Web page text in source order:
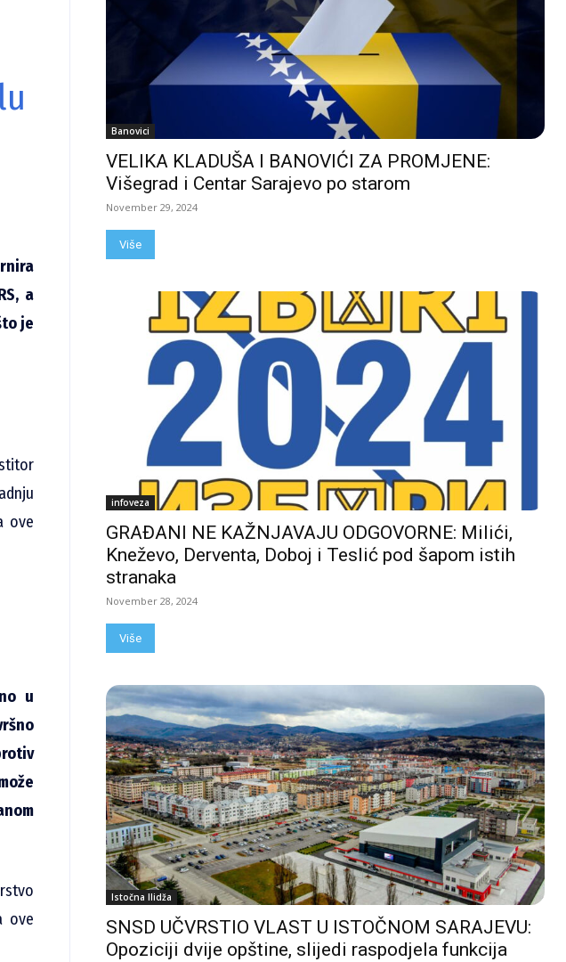
a
je
ove
u
ove
Banovici
VELIKA KLADUŠA I BANOVIĆI ZA PROMJENE:
Višegrad i Centar Sarajevo po starom
November 29, 2024
Više
infoveza
GRAĐANI NE KAŽNJAVAJU ODGOVORNE: Milići,
Kneževo, Derventa, Doboj i Teslić pod šapom istih
stranaka
November 28, 2024
Više
Istočna Ilidža
SNSD UČVRSTIO VLAST U ISTOČNOM SARAJEVU:
Opoziciji dvije opštine, slijedi raspodjela funkcija